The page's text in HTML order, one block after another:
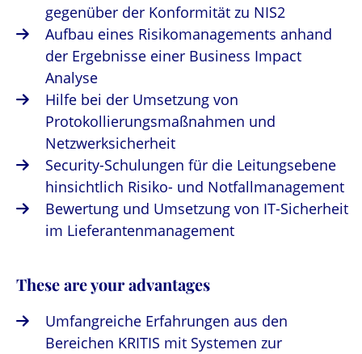
gegenüber der Konformität zu NIS2
Aufbau eines Risikomanagements anhand
der Ergebnisse einer Business Impact
Analyse
Hilfe bei der Umsetzung von
Protokollierungsmaßnahmen und
Netzwerksicherheit
Security-Schulungen für die Leitungsebene
hinsichtlich Risiko- und Notfallmanagement
Bewertung und Umsetzung von IT-Sicherheit
im Lieferantenmanagement
These are your advantages
Umfangreiche Erfahrungen aus den
Bereichen KRITIS mit Systemen zur